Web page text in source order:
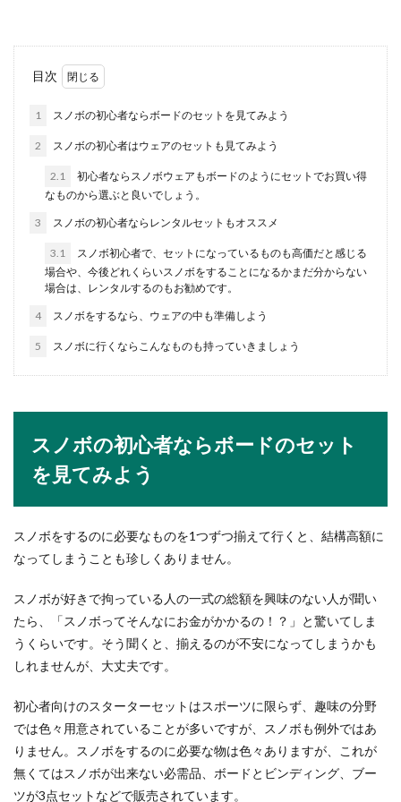
初めて彼と洋食を食べに行くことになった時、テ
したいと考え...
力士の給料はどこから？力士の給料は
相撲協会や懸賞金が収入源
大相撲の力士たちの給料が一体どこから支給され
取り...
いとこの結婚式に招待されていても、予定が合わ
兄弟へのご祝儀の金額の相場と渡し方
【夫婦で出席する場合】
自分の兄弟の結婚式に夫婦で出席するとなると、
ご祝儀はいくら用意すればいいのか迷ってしまう
のではないで...
年下先輩社員が怖い時の接し方と上手
く付き合っていくためのコツ
目次
1 スノボの初心者ならボードのセットを見てみよう
2 スノボの初心者はウェアのセットも見てみよう
2.1
初心者ならスノボウェアもボードのようにセットでお買い得
なものから選ぶと良いでしょう。
3 スノボの初心者ならレンタルセットもオススメ
3.1
スノボ初心者で、セットになっているものも高価だと感じる
場合や、今後どれくらいスノボをすることになるかまだ分からない
場合は、レンタルするのもお勧めです。
4 スノボをするなら、ウェアの中も準備しよう
5 スノボに行くならこんなものも持っていきましょう
スノボの初心者ならボードのセット
を見てみよう
スノボをするのに必要なものを1つずつ揃えて行くと、結構高額に
なってしまうことも珍しくありません。
スノボが好きで拘っている人の一式の総額を興味のない人が聞い
たら、「スノボってそんなにお金がかかるの！？」と驚いてしま
うくらいです。そう聞くと、揃えるのが不安になってしまうかも
しれませんが、大丈夫です。
初心者向けのスターターセットはスポーツに限らず、趣味の分野
では色々用意されていることが多いですが、スノボも例外ではあ
りません。スノボをするのに必要な物は色々ありますが、これが
無くてはスノボが出来ない必需品、ボードとビンディング、ブー
ツが3点セットなどで販売されています。